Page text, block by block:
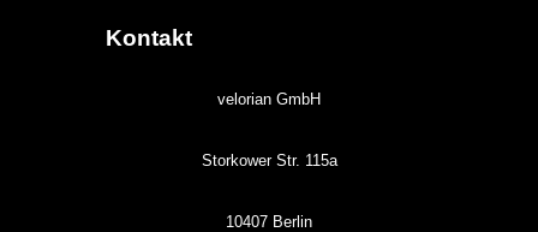
Kontakt
velorian GmbH
Storkower Str. 115a
10407 Berlin